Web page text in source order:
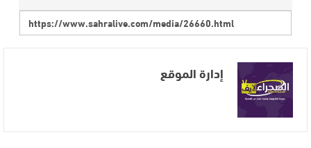
إدارة الموقع